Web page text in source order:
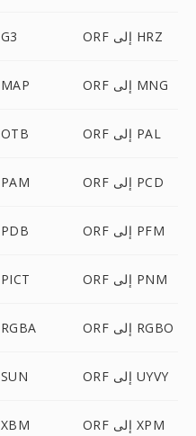
ORF إلى G3 ORF إلى HRZ
ORF إلى MAP ORF إلى MNG
ORF إلى OTB ORF إلى PAL
ORF إلى PAM ORF إلى PCD
ORF إلى PDB ORF إلى PFM
ORF إلى PICT ORF إلى PNM
ORF إلى RGBA ORF إلى RGBO
ORF إلى SUN ORF إلى UYVY
ORF إلى XBM ORF إلى XPM